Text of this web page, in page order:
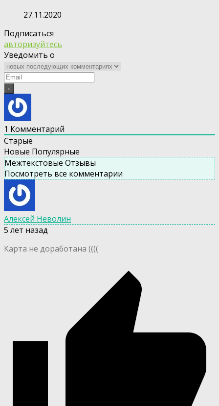
27.11.2020
Подписаться
авторизуйтесь
Уведомить о
1 Комментарий
Старые
Новые Популярные
Межтекстовые Отзывы
Посмотреть все комментарии
Алексей Неволин
5 лет назад
Карта не доработана ((((